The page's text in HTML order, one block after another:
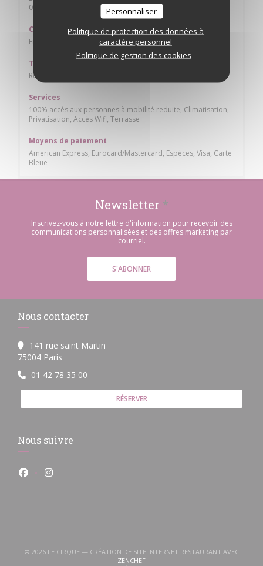
Personnaliser
Politique de protection des données à
caractère personnel
Politique de gestion des cookies
08h00 - 02h00
Cuisine
Franco-Italienne, Française Traditionnelle
Type de restaurant
Restaurant / Cocktail Bar / Brunch, Restaurant
Services
100% accés aux personnes à mobilité reduite, Climatisation,
Privatisation, Accès Wifi, Terrasse
Moyens de paiement
American Express, Eurocard/Mastercard, Espèces, Visa, Carte
Bleue
Newsletter *
Inscrivez-vous à notre lettre d'information pour recevoir des
communications personnalisées et des offres marketing par
courriel.
S'ABONNER
Nous contacter
141 rue saint Martin
75004 Paris
01 42 78 35 00
RÉSERVER
Nous suivre
Facebook ((ouvre une nouvelle fenêtre))
Instagram ((ouvre une nouvelle fenêtre))
© 2026 LE CIRQUE — CRÉATION DE SITE INTERNET RESTAURANT AVEC
ZENCHEF((OUVRE UNE NOUVELLE FENÊTRE))